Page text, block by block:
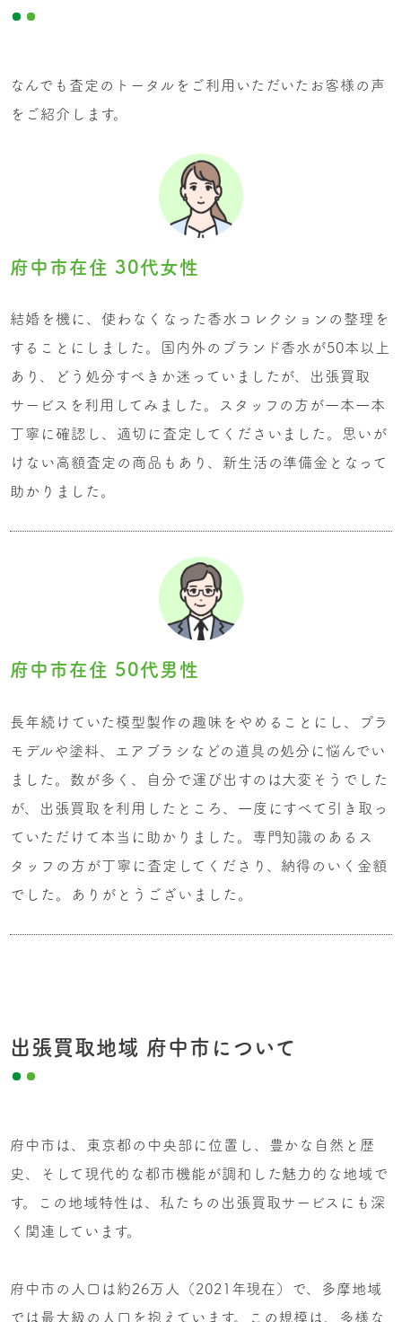
なんでも査定のトータルをご利用いただいたお客様の声
をご紹介します。
府中市在住 30代女性
結婚を機に、使わなくなった香水コレクションの整理を
することにしました。国内外のブランド香水が50本以上
あり、どう処分すべきか迷っていましたが、出張買取
サービスを利用してみました。スタッフの方が一本一本
丁寧に確認し、適切に査定してくださいました。思いが
けない高額査定の商品もあり、新生活の準備金となって
助かりました。
府中市在住 50代男性
長年続けていた模型製作の趣味をやめることにし、プラ
モデルや塗料、エアブラシなどの道具の処分に悩んでい
ました。数が多く、自分で運び出すのは大変そうでした
が、出張買取を利用したところ、一度にすべて引き取っ
ていただけて本当に助かりました。専門知識のあるス
タッフの方が丁寧に査定してくださり、納得のいく金額
でした。ありがとうございました。
出張買取地域 府中市について
府中市は、東京都の中央部に位置し、豊かな自然と歴
史、そして現代的な都市機能が調和した魅力的な地域で
す。この地域特性は、私たちの出張買取サービスにも深
く関連しています。
府中市の人口は約26万人（2021年現在）で、多摩地域
では最大級の人口を抱えています。この規模は、多様な